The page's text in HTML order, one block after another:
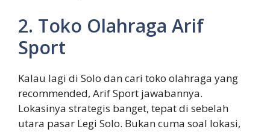
2. Toko Olahraga Arif
Sport
Kalau lagi di Solo dan cari toko olahraga yang
recommended, Arif Sport jawabannya.
Lokasinya strategis banget, tepat di sebelah
utara pasar Legi Solo. Bukan cuma soal lokasi,